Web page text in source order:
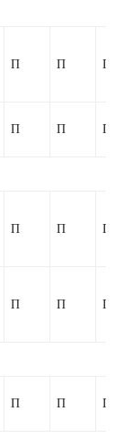
П П П
П П П
П П П
П П П
П П П